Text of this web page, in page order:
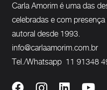
Carla Amorim é uma das
celebradas e com
autoral desde 1993.
info@carlaamorim.com.br
Tel./Whatsapp 11 91348